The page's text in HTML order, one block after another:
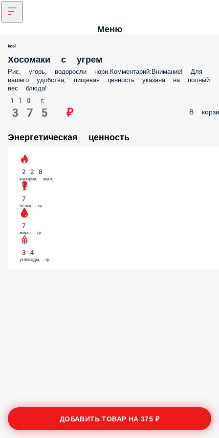
Меню
Хосомаки с угрем
Рис, угорь, водоросли нори.Комментарий:Внимание! Для
вашего удобства, пищевая ценность указана на полный
вес блюда!
110 г.
375 ₽ В
Энергетическая ценность
228
калории, ккал.
7
белки, гр.
7
жиры, гр.
34
углеводы, гр.
ДОБАВИТЬ ТОВАР НА375 ₽